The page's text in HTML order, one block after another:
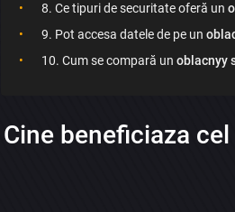
8. Ce tipuri de securitate oferă un
9. Pot accesa datele de pe un
10. Cum se compară un oblacnyy
Cine beneficiaza